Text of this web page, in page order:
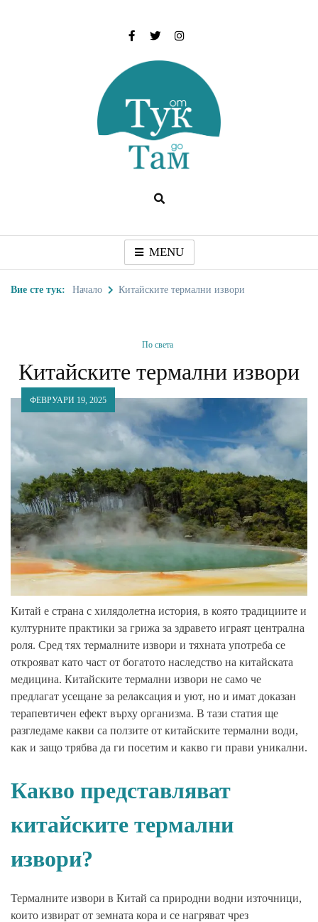
От тук до Там
MENU
Вие сте тук: Начало Китайските термални извори
По света
Китайските термални извори
ФЕВРУАРИ 19, 2025
Китай е страна с хилядолетна история, в която традициите и
културните практики за грижа за здравето играят централна
роля. Сред тях термалните извори и тяхната употреба се
открояват като част от богатото наследство на китайската
медицина. Китайските термални извори не само че
предлагат усещане за релаксация и уют, но и имат доказан
терапевтичен ефект върху организма. В тази статия ще
разгледаме какви са ползите от китайските термални води,
как и защо трябва да ги посетим и какво ги прави уникални.
Какво представляват
китайските термални
извори?
Термалните извори в Китай са природни водни източници,
които извират от земната кора и се нагряват чрез